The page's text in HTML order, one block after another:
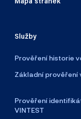
Služby
Prověření historie
Základní prověření
Prověření
VINTEST